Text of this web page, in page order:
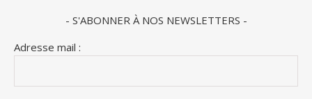
- S'ABONNER À NOS NEWSLETTERS -
Adresse mail :